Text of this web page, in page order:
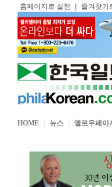
홈페이지로 설정 즐겨찾기
HOME 뉴스 옐로우페이